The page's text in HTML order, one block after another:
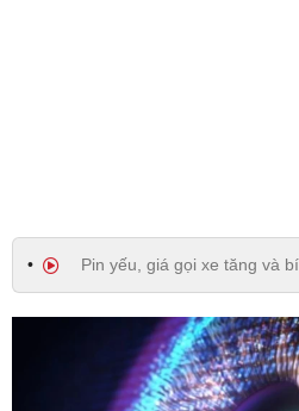
Pin yếu, giá gọi xe tăng và